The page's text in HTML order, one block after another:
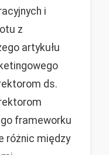
i
z
artykułu
ds.
frameworku
różnic między